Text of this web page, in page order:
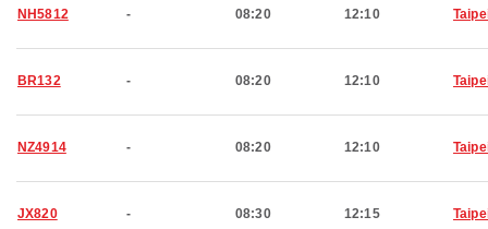
NH5812 - 08:20 12:10
BR132 - 08:20 12:10
NZ4914 - 08:20 12:10
JX820 - 08:30 12:15